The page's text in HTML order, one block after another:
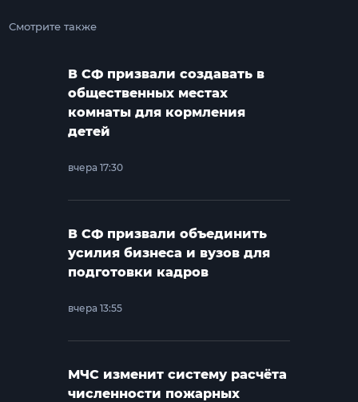
Смотрите также
В СФ призвали создавать в
общественных местах
комнаты для кормления
детей
вчера 17:30
В СФ призвали объединить
усилия бизнеса и вузов для
подготовки кадров
вчера 13:55
МЧС изменит систему расчёта
численности пожарных